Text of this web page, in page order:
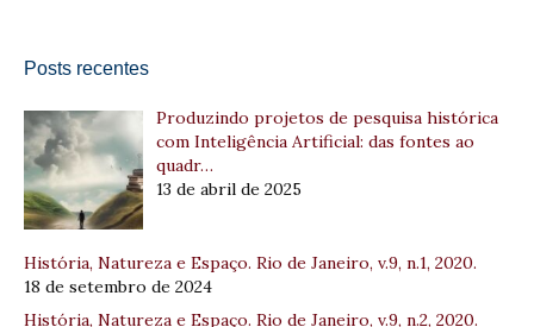
Posts recentes
Produzindo projetos de pesquisa histórica
com Inteligência Artificial: das fontes ao
quadr…
13 de abril de 2025
História, Natureza e Espaço. Rio de Janeiro, v.9, n.1, 2020.
18 de setembro de 2024
História, Natureza e Espaço. Rio de Janeiro, v.9, n.2, 2020.